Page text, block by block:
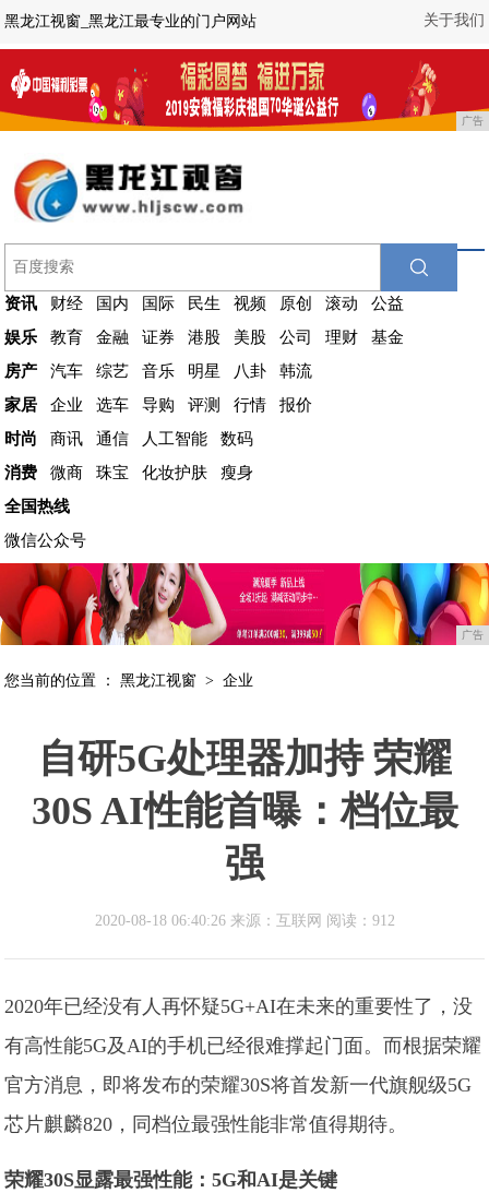
关于我们
黑龙江视窗_黑龙江最专业的门户网站
广告
资讯 财经 国内 国际 民生 视频 原创 滚动
公益
娱乐
教育 金融 证券 港股 美股 公司 理财
基金
房产
汽车 综艺 音乐 明星 八卦
韩流
家居
企业 选车 导购 评测 行情
报价
时尚
商讯 通信 人工智能
数码
消费
微商 珠宝 化妆护肤
瘦身
全国热线
微信公众号
广告
您当前的位置 ：黑龙江视窗 >企业
自研5G处理器加持 荣耀
30S AI性能首曝：档位最
强
2020-08-18 06:40:26 来源：互联网 阅读：912
2020年已经没有人再怀疑5G+AI在未来的重要性了，没
有高性能5G及AI的手机已经很难撑起门面。而根据荣耀
官方消息，即将发布的荣耀30S将首发新一代旗舰级5G
芯片麒麟820，同档位最强性能非常值得期待。
荣耀30S显露最强性能：5G和AI是关键